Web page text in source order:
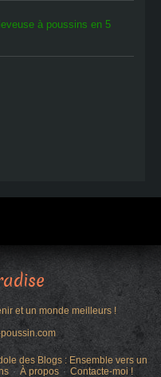
à poussins en 5
et un monde meilleurs !
des Blogs : Ensemble vers un
À propos
Contacte-moi !